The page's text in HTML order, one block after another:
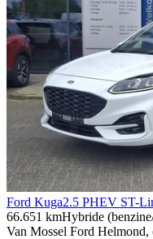
Ford Kuga2.5 PHEV ST-
66.651 kmHybride
Van Mossel Ford